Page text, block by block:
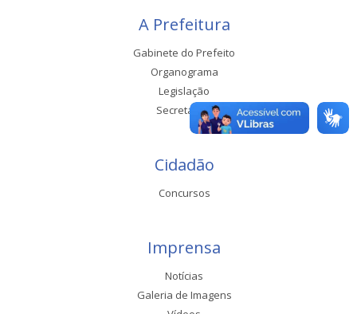
A Prefeitura
Gabinete do Prefeito
Organograma
Legislação
Secretarias
Cidadão
Concursos
Imprensa
Notícias
Galeria de Imagens